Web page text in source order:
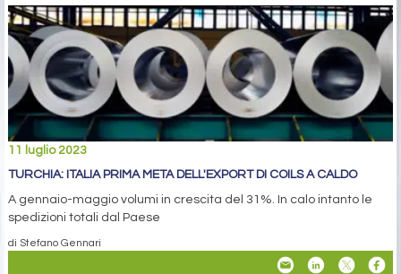
11 luglio 2023
TURCHIA: ITALIA PRIMA META DELL'EXPORT DI COILS A CALDO
A gennaio-maggio volumi in crescita del 31%. In calo intanto le
spedizioni totali dal Paese
di Stefano Gennari